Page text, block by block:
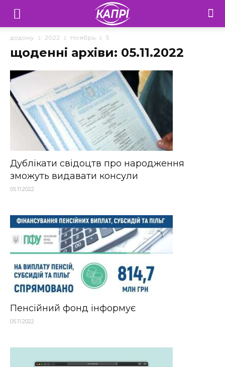
Телебачення
«Капрі»
Новини
Донеччини
додому 2022 Ноябрь 5
щоденні архіви: 05.11.2022
Дублікати свідоцтв про народження
зможуть видавати консули
05.11.2022
Пенсійний фонд інформує
05.11.2022